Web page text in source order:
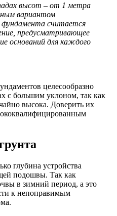
высот – от 1 метра
вариантом
считается
предусматривающее
оснований для каждого
целесообразно
с большим уклоном, так как
высока. Доверить их
глубина устройства
подошвы. Так как
в зимний период, а это
к непоправимым